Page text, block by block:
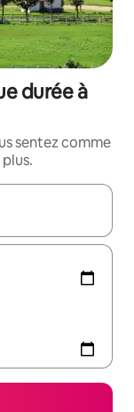
durée à
sentez comme
flèches vers le